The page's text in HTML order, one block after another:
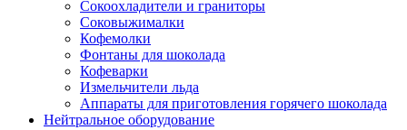
Сокоохладители и граниторы
Соковыжималки
Кофемолки
Фонтаны для шоколада
Кофеварки
Измельчители льда
Аппараты для приготовления горячего шоколада
Нейтральное оборудование